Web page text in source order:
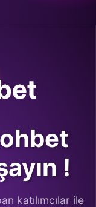
!
katılımcılar ile